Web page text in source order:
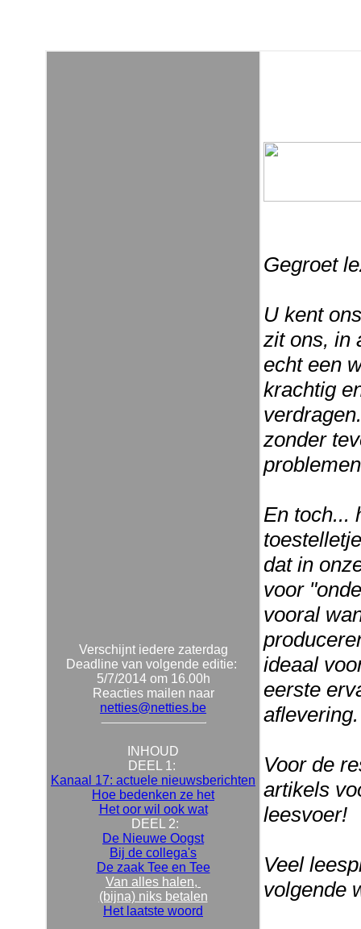
Verschijnt iedere zaterdag
Deadline van volgende editie:
5/7/2014 om 16.00h
Reacties mailen naar
netties@netties.be
INHOUD
DEEL 1:
Kanaal 17: actuele nieuwsberichten
Hoe bedenken ze het
Het oor wil ook wat
DEEL 2:
De Nieuwe Oogst
Bij de collega's
De zaak Tee en Tee
Van alles halen,
(bijna) niks betalen
Het laatste woord
Gegroet
U kent
zit ons, in
echt een
krachtig
zonder
En toch...
dat in
voor
vooral
ideaal
eerste
aflevering.
Voor de
artikels
leesvoer!
Veel
volgende